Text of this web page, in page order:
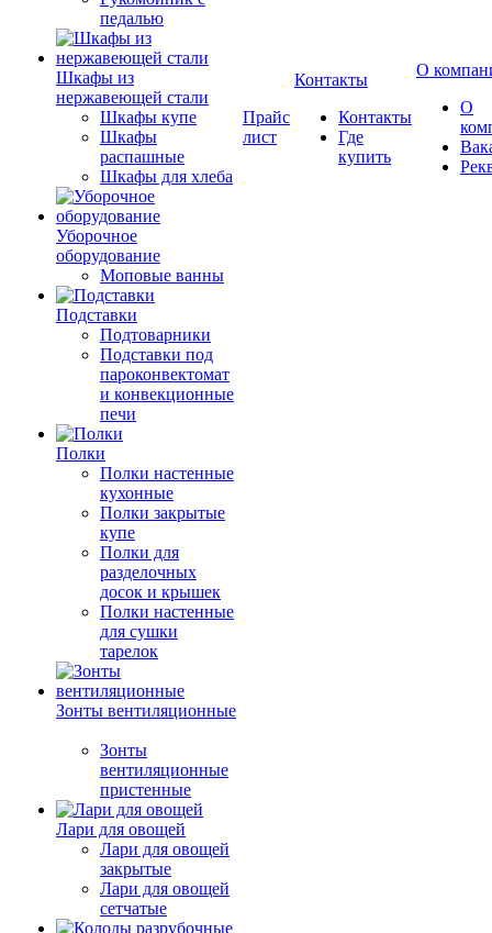
педалью
Шкафы из
нержавеющей стали
Шкафы купе
Шкафы
распашные
Шкафы для хлеба
Уборочное
оборудование
Моповые ванны
Подставки
Подтоварники
Подставки под
пароконвектомат
и конвекционные
печи
Полки
Полки настенные
кухонные
Полки закрытые
купе
Полки для
разделочных
досок и крышек
Полки настенные
для сушки
тарелок
Зонты вентиляционные
Зонты
вентиляционные
пристенные
Лари для овощей
Лари для овощей
закрытые
Лари для овощей
сетчатые
Прайс
лист
Контакты
Контакты
Где
купить
О
О